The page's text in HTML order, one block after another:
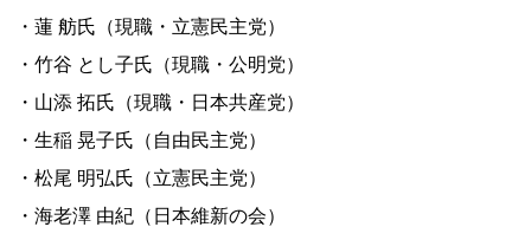
・蓮 舫氏（現職・立憲民主党）
・竹谷 とし子氏（現職・公明党）
・山添 拓氏（現職・日本共産党）
・生稲 晃子氏（自由民主党）
・松尾 明弘氏（立憲民主党）
・海老澤 由紀（日本維新の会）